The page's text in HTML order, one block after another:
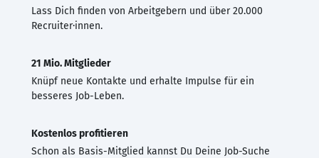
Lass Dich finden von Arbeitgebern und über 20.000
Recruiter·innen.
21 Mio. Mitglieder
Knüpf neue Kontakte und erhalte Impulse für ein
besseres Job-Leben.
Kostenlos profitieren
Schon als Basis-Mitglied kannst Du Deine Job-Suche